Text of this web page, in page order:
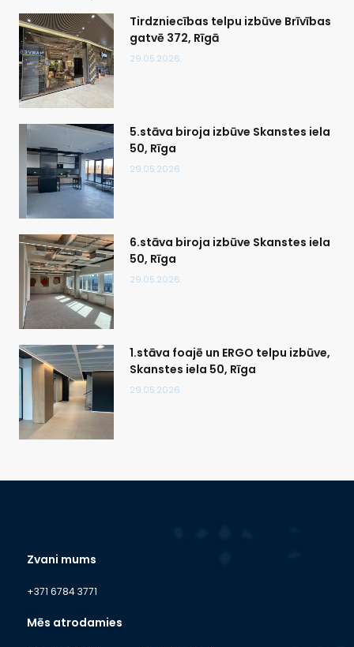
Tirdzniecības telpu izbūve Brīvības
gatvē 372, Rīgā
29.05.2026.
5.stāva biroja izbūve Skanstes iela
50, Rīga
29.05.2026.
6.stāva biroja izbūve Skanstes iela
50, Rīga
29.05.2026.
1.stāva foajē un ERGO telpu izbūve,
Skanstes iela 50, Rīga
29.05.2026.
Zvani mums
+371 6784 3771
Mēs atrodamies